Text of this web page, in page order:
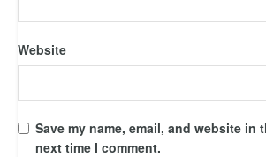
Website
Save my name, email, and website in
next time I comment.